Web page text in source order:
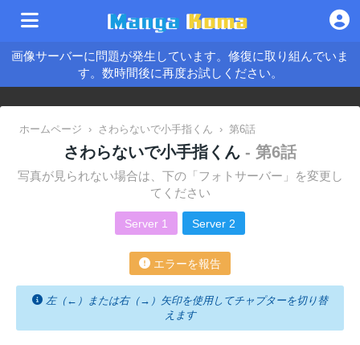
画像サーバーに問題が発生しています。修復に取り組んでいま
す。数時間後に再度お試しください。
ホームページ › さわらないで小手指くん › 第6話
さわらないで小手指くん - 第6話
写真が見られない場合は、下の「フォトサーバー」を変更し
てください
Server 1 Server 2
エラーを報告
左（←）または右（→）矢印を使用してチャプターを切り替
えます